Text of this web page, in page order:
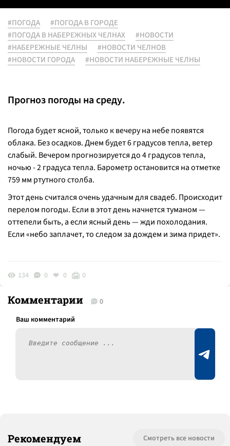
#ПОГОДА
#ПОГОДА В ГОРОДЕ
#ПОГОДА В НАБЕРЕЖНЫХ ЧЕЛНАХ
#НОВОСТИ
#НАБЕРЕЖНЫЕ ЧЕЛНЫ
#НОВОСТИ ЧЕЛНОВ
#НОВОСТИ ГОРОДА
#НОВОСТИ НАБЕРЕЖНЫЕ ЧЕЛНЫ
Прогноз погоды на среду.
Погода будет ясной, только к вечеру на небе появятся
облака. Без осадков. Днем будет 6 градусов тепла, ветер
слабый. Вечером прогнозируется до 4 градусов тепла,
ночью - 2 градуса тепла. Барометр остановится на отметке
759 мм ртутного столба.
Этот день считался очень удачным для свадеб. Происходит
перелом погоды. Если в этот день начнется туманом —
оттепели быть, а если ясный день — жди похолодания.
Если «небо заплачет, то следом за дождем и зима придет».
134 0 0 0
Комментарии 0
Рекомендуем Смотреть все новости